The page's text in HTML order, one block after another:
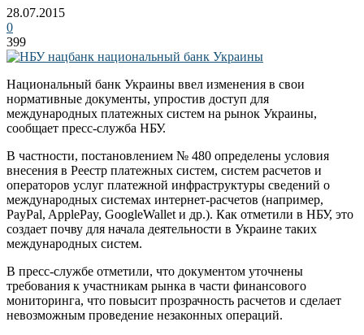
28.07.2015
0
399
Национальный банк Украины ввел изменения в свои
нормативные документы, упростив доступ для
международных платежных систем на рынок Украины,
сообщает пресс-служба НБУ.
В частности, постановлением № 480 определены условия
внесения в Реестр платежных систем, систем расчетов и
операторов услуг платежной инфраструктуры сведений о
международных системах интернет-расчетов (например,
PayPal, ApplePay, GoogleWallet и др.). Как отметили в НБУ, это
создает почву для начала деятельности в Украине таких
международных систем.
В пресс-службе отметили, что документом уточнены
требования к участникам рынка в части финансового
мониторинга, что повысит прозрачность расчетов и сделает
невозможным проведение незаконных операций.